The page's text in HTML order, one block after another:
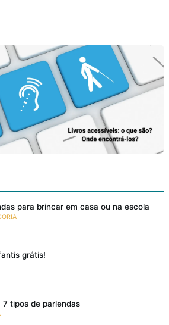
para brincar em casa ou na escola
grátis!
7 tipos de parlendas